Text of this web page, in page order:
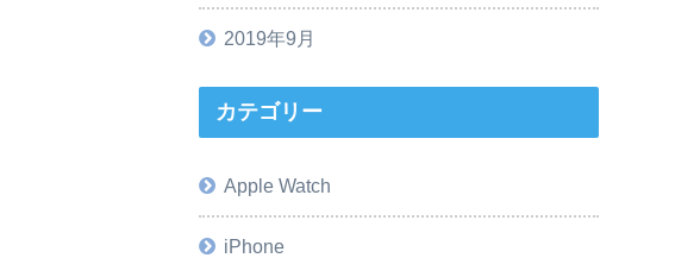
2019年9月
カテゴリー
Apple Watch
iPhone